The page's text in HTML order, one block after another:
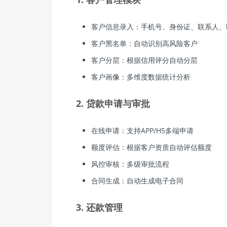
客户信息录入：手机号、身份证、联系人
客户黑名单：自动识别高风险客户
客户分层：根据信用评分自动分层
客户画像：多维度数据统计分析
2. 贷款申请与审批
在线申请：支持APP/H5多端申请
额度评估：根据客户资质自动评估额度
风控审核：多级审批流程
合同生成：自动生成电子合同
3. 还款管理